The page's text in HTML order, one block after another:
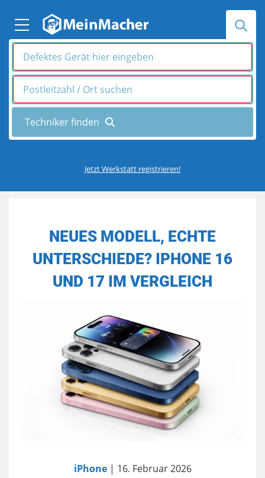
Jetzt Werkstatt registrieren!
NEUES MODELL, ECHTE
UNTERSCHIEDE? IPHONE 16
UND 17 IM VERGLEICH
iPhone| 16. Februar 2026